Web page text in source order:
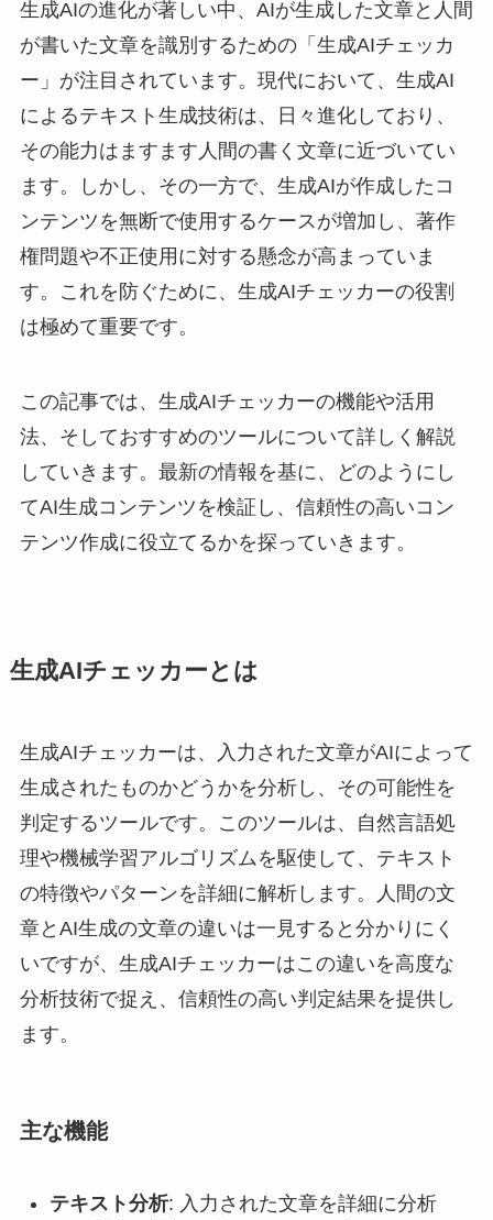
生成AIの進化が著しい中、AIが生成した文章と人間
が書いた文章を識別するための「生成AIチェッカ
ー」が注目されています。現代において、生成AI
によるテキスト生成技術は、日々進化しており、
その能力はますます人間の書く文章に近づいてい
ます。しかし、その一方で、生成AIが作成したコ
ンテンツを無断で使用するケースが増加し、著作
権問題や不正使用に対する懸念が高まっていま
す。これを防ぐために、生成AIチェッカーの役割
は極めて重要です。
この記事では、生成AIチェッカーの機能や活用
法、そしておすすめのツールについて詳しく解説
していきます。最新の情報を基に、どのようにし
てAI生成コンテンツを検証し、信頼性の高いコン
テンツ作成に役立てるかを探っていきます。
生成AIチェッカーとは
生成AIチェッカーは、入力された文章がAIによって
生成されたものかどうかを分析し、その可能性を
判定するツールです。このツールは、自然言語処
理や機械学習アルゴリズムを駆使して、テキスト
の特徴やパターンを詳細に解析します。人間の文
章とAI生成の文章の違いは一見すると分かりにく
いですが、生成AIチェッカーはこの違いを高度な
分析技術で捉え、信頼性の高い判定結果を提供し
ます。
主な機能
テキスト分析: 入力された文章を詳細に分析